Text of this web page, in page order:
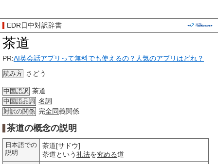
EDR日中対訳辞書
茶道
PR:AI英会話アプリって無料でも使えるの？人気のアプリはどれ？
読み方 さどう
中国語訳 茶道
中国語品詞 名詞
対訳の関係 完全同義関係
茶道の概念の説明
日本語での
説明
茶道[サドウ]
茶道という礼法を究める道